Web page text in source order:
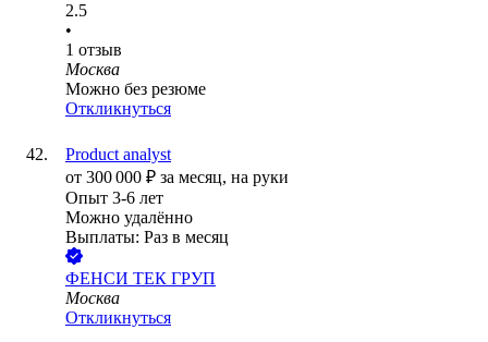
2.5
•
1 отзыв
Москва
Можно без резюме
Откликнуться
Product analyst
от 300 000 ₽ за месяц, на руки
Опыт 3-6 лет
Можно удалённо
Выплаты: Раз в месяц
ФЕНСИ ТЕК ГРУП
Москва
Откликнуться